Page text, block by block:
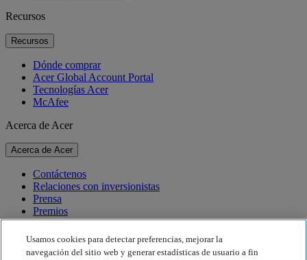
Recursos
Recursos
Dónde comprar
Acer Global Account Portal
Tecnologías Acer
McAfee
Acerca de Acer
Acerca de Acer
Contáctenos
Relaciones con inversionistas
Prensa
Premios
Eventos
Sostenibilidad
Usamos cookies para detectar preferencias, mejorar la
navegación del sitio web y generar estadísticas de usuario a fin